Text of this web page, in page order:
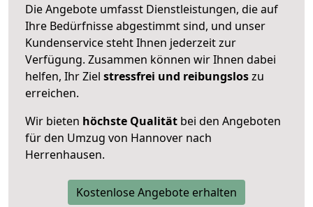
Die Angebote umfasst Dienstleistungen, die auf
Ihre Bedürfnisse abgestimmt sind, und unser
Kundenservice steht Ihnen jederzeit zur
Verfügung. Zusammen können wir Ihnen dabei
helfen, Ihr Ziel stressfrei und reibungsloszu
erreichen.
Wir bieten höchste Qualität bei den Angeboten
für den Umzug von Hannover nach
Herrenhausen.
Kostenlose Angebote erhalten